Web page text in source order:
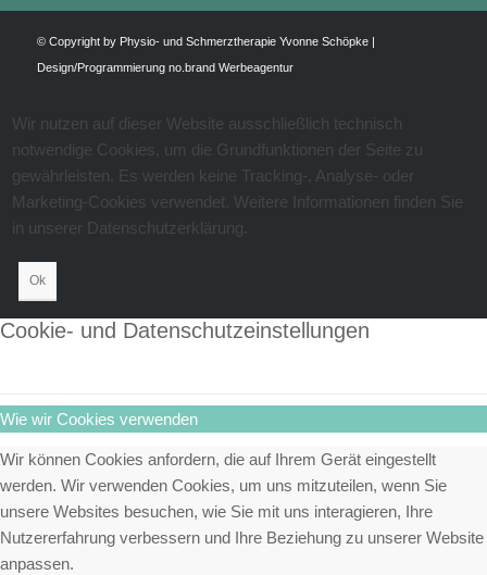
© Copyright by Physio- und Schmerztherapie Yvonne Schöpke |
Design/Programmierungno.brand Werbeagentur
Wir nutzen auf dieser Website ausschließlich technisch
notwendige Cookies, um die Grundfunktionen der Seite zu
gewährleisten. Es werden keine Tracking-, Analyse- oder
Marketing-Cookies verwendet. Weitere Informationen finden Sie
in unserer Datenschutzerklärung.
Ok
Cookie- und Datenschutzeinstellungen
Wie wir Cookies verwenden
Wir können Cookies anfordern, die auf Ihrem Gerät eingestellt
werden. Wir verwenden Cookies, um uns mitzuteilen, wenn Sie
unsere Websites besuchen, wie Sie mit uns interagieren, Ihre
Nutzererfahrung verbessern und Ihre Beziehung zu unserer Website
anpassen.